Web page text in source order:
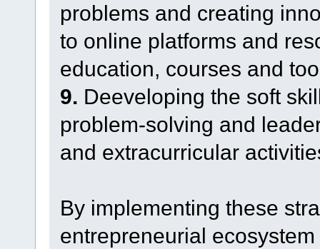
problems and creating
to online platforms and
education, courses and
9. Deeveloping the soft
problem-solving and
and extracurricular
By implementing these
entrepreneurial